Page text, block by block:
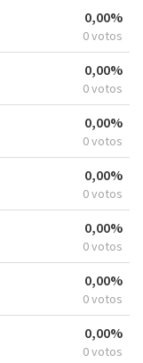
0,00%
0 votos
0,00%
0 votos
0,00%
0 votos
0,00%
0 votos
0,00%
0 votos
0,00%
0 votos
0,00%
0 votos